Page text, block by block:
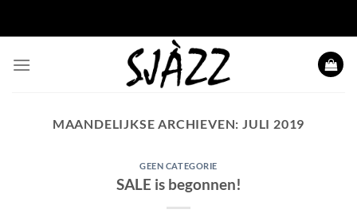
MAANDELIJKSE ARCHIEVEN: JULI 2019
GEEN CATEGORIE
SALE is begonnen!